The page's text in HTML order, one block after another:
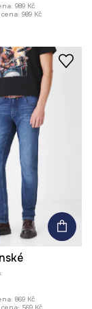
989 Kč
989 Kč
869 Kč
569 Kč